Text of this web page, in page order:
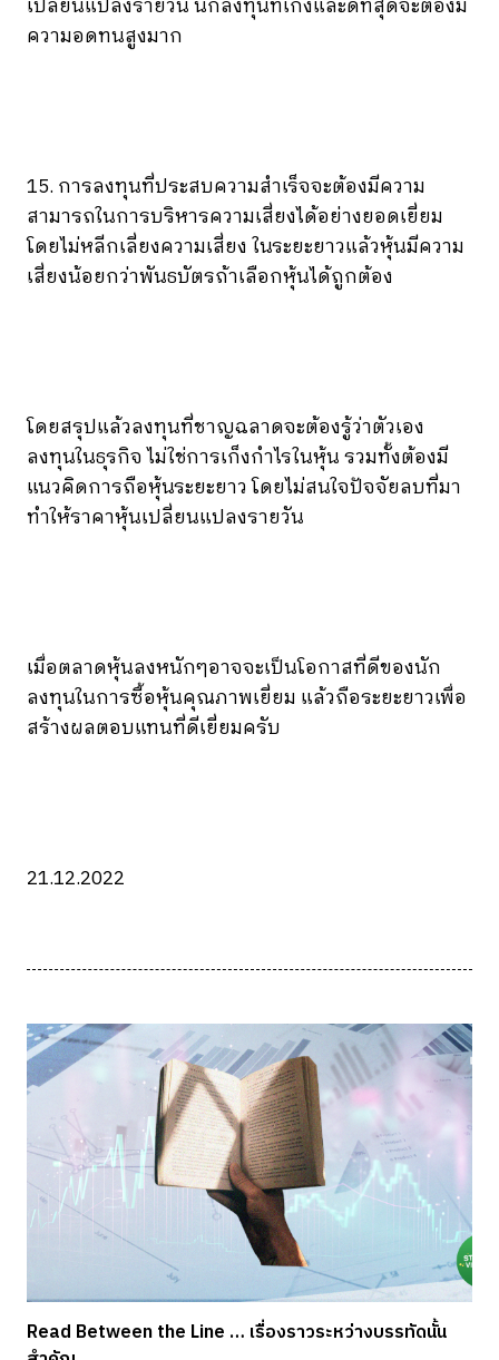
เปลี่ยนแปลงรายวัน นักลงทุนที่เก่งและดีที่สุดจะต้องมี
ความอดทนสูงมาก
15. การลงทุนที่ประสบความสำเร็จจะต้องมีความ
สามารถในการบริหารความเสี่ยงได้อย่างยอดเยี่ยม
โดยไม่หลีกเลี่ยงความเสี่ยง ในระยะยาวแล้วหุ้นมีความ
เสี่ยงน้อยกว่าพันธบัตรถ้าเลือกหุ้นได้ถูกต้อง
โดยสรุปแล้วลงทุนที่ชาญฉลาดจะต้องรู้ว่าตัวเอง
ลงทุนในธุรกิจ ไม่ใช่การเก็งกำไรในหุ้น รวมทั้งต้องมี
แนวคิดการถือหุ้นระยะยาว โดยไม่สนใจปัจจัยลบที่มา
ทำให้ราคาหุ้นเปลี่ยนแปลงรายวัน
เมื่อตลาดหุ้นลงหนักๆอาจจะเป็นโอกาสที่ดีของนัก
ลงทุนในการซื้อหุ้นคุณภาพเยี่ยม แล้วถือระยะยาวเพื่อ
สร้างผลตอบแทนที่ดีเยี่ยมครับ
21.12.2022
Read Between the Line … เรื่องราวระหว่างบรรทัดนั้น